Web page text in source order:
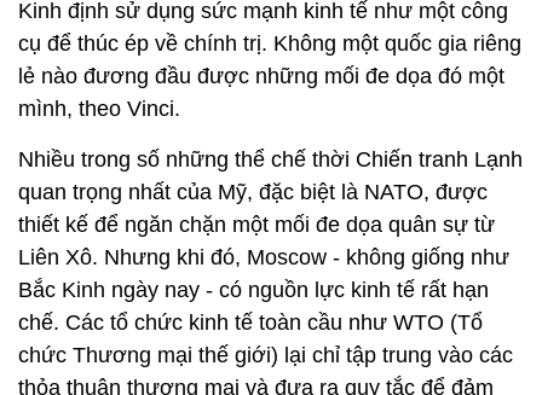
Kinh định sử dụng sức mạnh kinh tế như một công
cụ để thúc ép về chính trị. Không một quốc gia riêng
lẻ nào đương đầu được những mối đe dọa đó một
mình, theo Vinci.
Nhiều trong số những thể chế thời Chiến tranh Lạnh
quan trọng nhất của Mỹ, đặc biệt là NATO, được
thiết kế để ngăn chặn một mối đe dọa quân sự từ
Liên Xô. Nhưng khi đó, Moscow - không giống như
Bắc Kinh ngày nay - có nguồn lực kinh tế rất hạn
chế. Các tổ chức kinh tế toàn cầu như WTO (Tổ
chức Thương mại thế giới) lại chỉ tập trung vào các
thỏa thuận thương mại và đưa ra quy tắc để đảm